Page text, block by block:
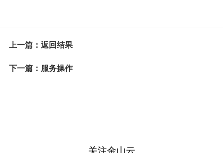
上一篇：返回结果
下一篇：服务操作